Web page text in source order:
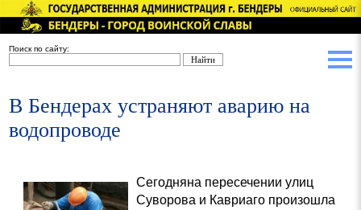
Поиск по сайту:
В Бендерах устраняют аварию на
водопроводе
Сегодняна пересечении улиц
Суворова и Кавриаго произошла